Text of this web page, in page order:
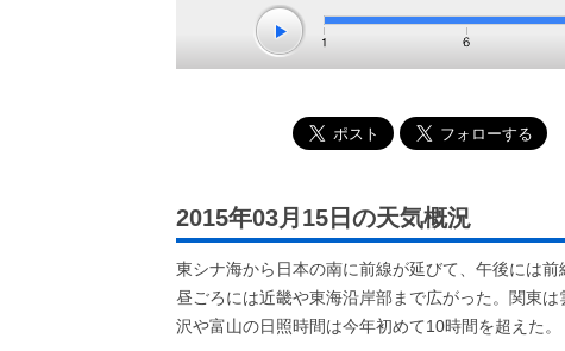
2015年03月15日の天気概況
東シナ海から日本の南に前線が延びて、午後には
昼ごろには近畿や東海沿岸部まで広がった。関東
沢や富山の日照時間は今年初めて10時間を超えた。